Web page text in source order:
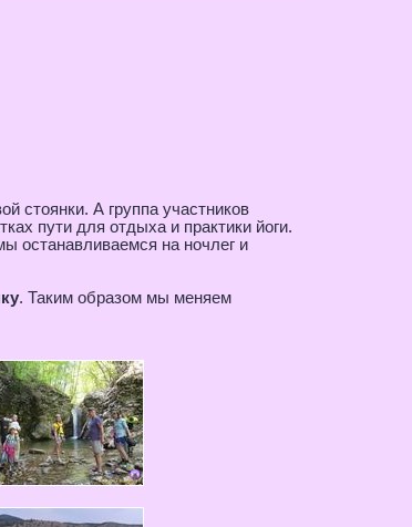
стоянки. А группа участников
пути для отдыха и практики йоги.
останавливаемся на ночлег и
. Таким образом мы меняем